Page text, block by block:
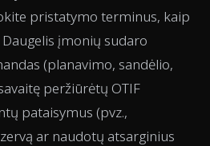
pristatymo terminus, kaip
įmonių sudaro
(planavimo, sandėlio,
peržiūrėtų OTIF
pataisymus (pvz.,
ar naudotų atsarginius